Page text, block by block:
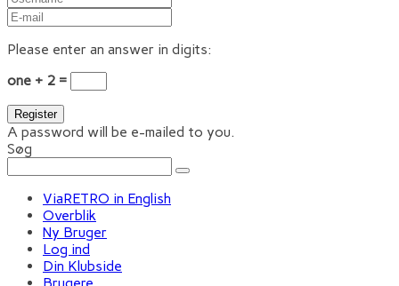
Please enter an answer in digits:
one + 2 =
A password will be e-mailed to you.
Søg
ViaRETRO in English
Overblik
Ny Bruger
Log ind
Din Klubside